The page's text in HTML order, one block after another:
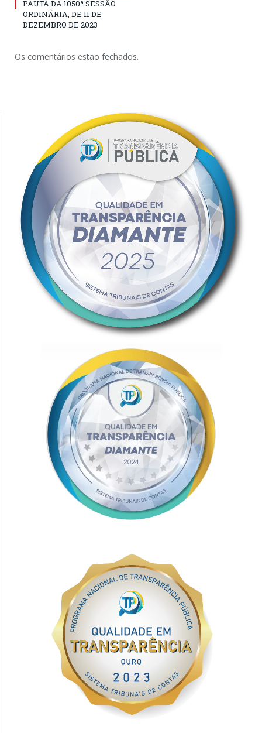
PAUTA DA 1050ª SESSÃO
ORDINÁRIA, DE 11 DE
DEZEMBRO DE 2023
Os comentários estão fechados.